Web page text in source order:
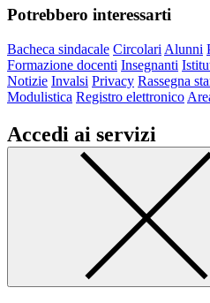
Potrebbero interessarti
Bacheca sindacale Circolari Alunni
Formazione docenti Insegnanti
Notizie Invalsi Privacy Rassegna
Modulistica Registro elettronico
Accedi ai servizi